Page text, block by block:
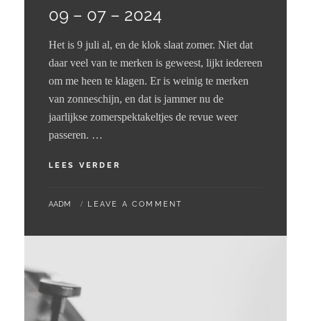
09 – 07 – 2024
Het is 9 juli al, en de klok slaat zomer. Niet dat
daar veel van te merken is geweest, lijkt iedereen
om me heen te klagen. Er is weinig te merken
van zonneschijn, en dat is jammer nu de
jaarlijkse zomerspektakeltjes de revue weer
passeren. …
LEES VERDER
–
BY
AADM LEAVE A COMMENT